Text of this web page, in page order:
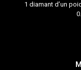
1 diamant d’un